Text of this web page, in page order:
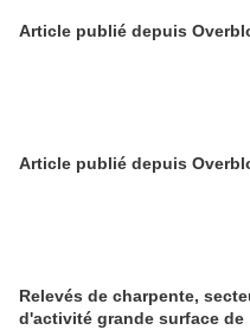
Article publié depuis
Article publié depuis
Relevés de charpente,
d'activité grande surface de